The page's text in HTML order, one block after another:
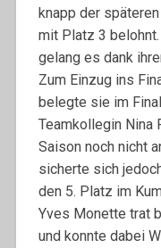
knapp der
mit Platz 3
gelang es dank
Zum Einzug ins
belegte sie im
Teamkollegin Nina
Saison noch nicht
sicherte sich
den 5. Platz im
Yves Monette trat
und konnte dabei